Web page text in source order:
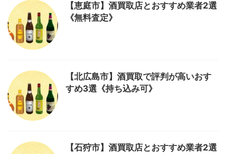
【恵庭市】酒買取店とおすすめ業者2選
《無料査定》
【北広島市】酒買取で評判が高いおす
すめ3選《持ち込み可》
【石狩市】酒買取店とおすすめ業者2選